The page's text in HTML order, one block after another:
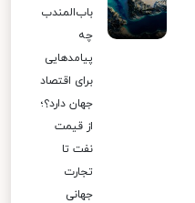
باب‌المندب
چه
پیامدهایی
برای اقتصاد
جهان دارد؟؛
از قیمت
نفت تا
تجارت
جهانی